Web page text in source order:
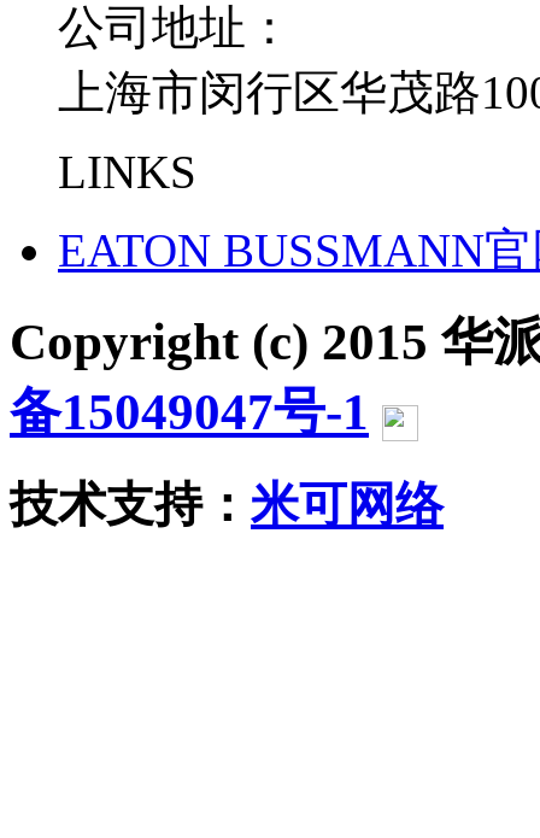
公司地址：
上海市闵行区华茂路
LINKS
EATON BUSSMANN
Copyright (c) 2015 华
备15049047号-1
技术支持： 米可网络